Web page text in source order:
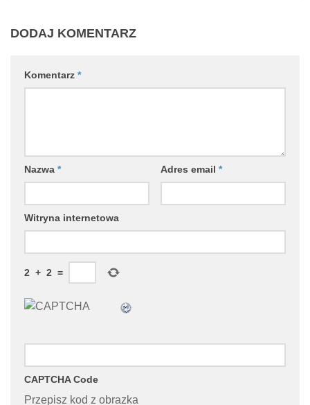
DODAJ KOMENTARZ
Komentarz *
Nazwa * Adres email *
Witryna internetowa
2 + 2 =
CAPTCHA Code
Przepisz kod z obrazka